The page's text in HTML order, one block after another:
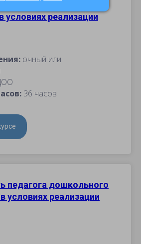
условиях реализации
очный или
36 часов
педагога дошкольного
условиях реализации